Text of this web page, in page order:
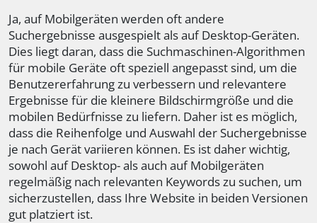
Ja, auf Mobilgeräten werden oft andere
Suchergebnisse ausgespielt als auf Desktop-Geräten.
Dies liegt daran, dass die Suchmaschinen-Algorithmen
für mobile Geräte oft speziell angepasst sind, um die
Benutzererfahrung zu verbessern und relevantere
Ergebnisse für die kleinere Bildschirmgröße und die
mobilen Bedürfnisse zu liefern. Daher ist es möglich,
dass die Reihenfolge und Auswahl der Suchergebnisse
je nach Gerät variieren können. Es ist daher wichtig,
sowohl auf Desktop- als auch auf Mobilgeräten
regelmäßig nach relevanten Keywords zu suchen, um
sicherzustellen, dass Ihre Website in beiden Versionen
gut platziert ist.